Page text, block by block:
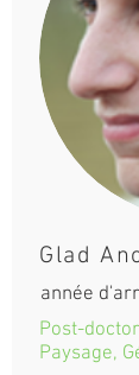
Glad
année
Post-
Paysage,